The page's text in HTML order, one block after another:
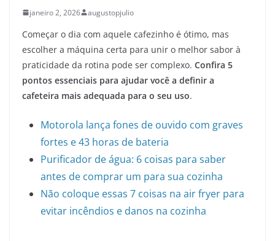
janeiro 2, 2026 augustopjulio
Começar o dia com aquele cafezinho é ótimo, mas
escolher a máquina certa para unir o melhor sabor à
praticidade da rotina pode ser complexo. Confira 5
pontos essenciais para ajudar você a definir a
cafeteira mais adequada para o seu uso.
Motorola lança fones de ouvido com graves
fortes e 43 horas de bateria
Purificador de água: 6 coisas para saber
antes de comprar um para sua cozinha
Não coloque essas 7 coisas na air fryer para
evitar incêndios e danos na cozinha